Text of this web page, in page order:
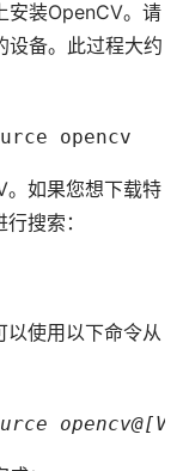
安装OpenCV。请
设备。此过程大约
opencv
。如果您想下载特
搜索：
以使用以下命令从